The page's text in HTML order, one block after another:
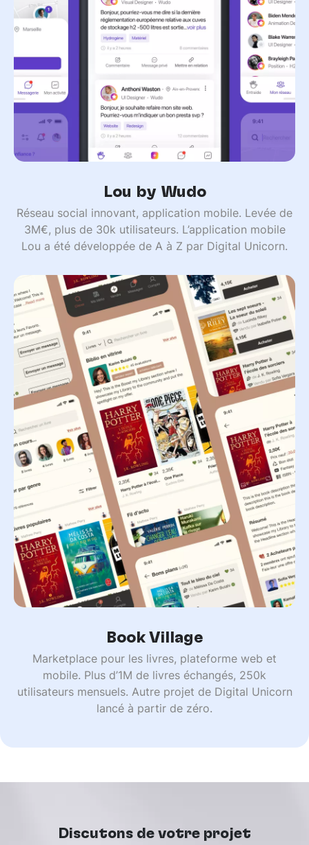
Lou by Wudo
Réseau social innovant, application mobile. Levée de
3M€, plus de 30k utilisateurs. L’application mobile
Lou a été développée de A à Z par Digital Unicorn.
Book Village
Marketplace pour les livres, plateforme web et
mobile. Plus d’1M de livres échangés, 250k
utilisateurs mensuels. Autre projet de Digital Unicorn
lancé à partir de zéro.
Discutons de votre projet